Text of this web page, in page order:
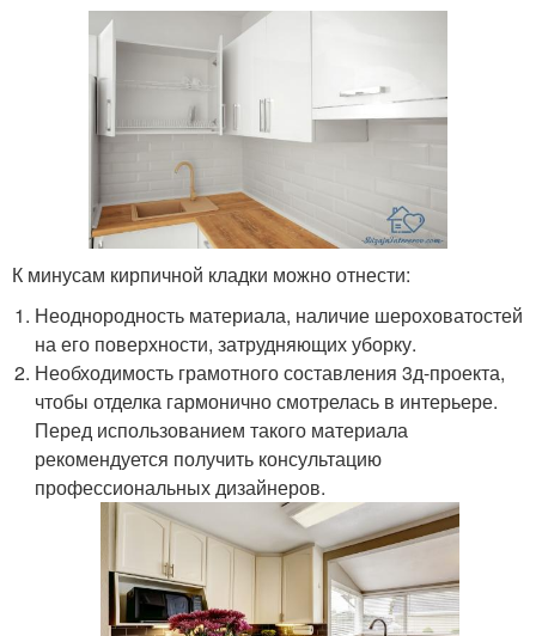
К минусам кирпичной кладки можно отнести:
Неоднородность материала, наличие шероховатостей
на его поверхности, затрудняющих уборку.
Необходимость грамотного составления 3д-проекта,
чтобы отделка гармонично смотрелась в интерьере.
Перед использованием такого материала
рекомендуется получить консультацию
профессиональных дизайнеров.